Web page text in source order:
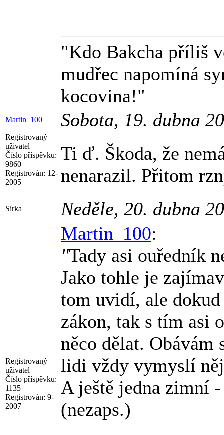
"Kdo Bakcha příliš
mudřec napomíná
kocovina!"
Martin_100 Sobota, 19. dubna
Registrovaný
uživatel
Číslo příspěvku:
9860
Registrován: 12-
2005
Ti ď. Škoda, že
nenarazil. Přitom
Sirka Neděle, 20. dubna
Registrovaný
uživatel
Číslo příspěvku:
1135
Registrován: 9-
2007
Martin_100:
"Tady asi ouředník
Jako tohle je
tom uvidí, ale
zákon, tak s tím asi
něco dělat. Obávám
lidi vždy vymyslí
A ještě jedna zimní
(nezaps.)